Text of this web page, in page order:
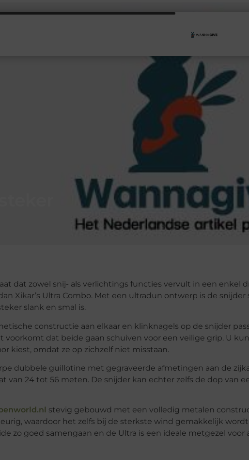
dat zowel snij- als verlichtings functies vervult in een enkel
Xikar’s Ultra Combo. Met een ultradun ontwerp is de
slank en smal is.
constructie aan elkaar en klinknagels op de snijder
voorkomt dat beide gaan schuiven voor een veilige grip. U
kiest, omdat ze op zichzelf niet misstaan.
dubbele guillotine met gegraveerde afmetingen aan de
van 24 tot 56 meten. De snijder kan echter zelfs de dop van
stevig gebouwd met een volledig metalen
waardoor het zelfs bij de sterkste wind gemakkelijk
zo goed samengaan en de Ultra is een ideale metgezel voor